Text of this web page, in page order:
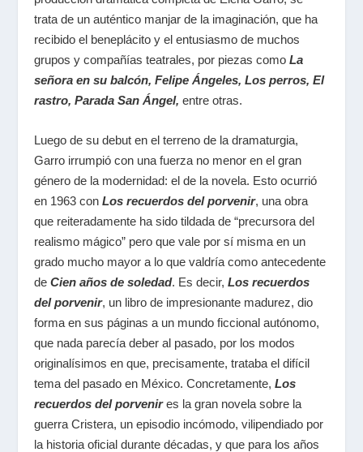
trata de un auténtico manjar de la imaginación, que ha
recibido el beneplácito y el entusiasmo de muchos
grupos y compañías teatrales, por piezas comoLa
señora en su balcón, Felipe Ángeles, Los perros, El
rastro, Parada San Ángel, entre otras.
Luego de su debut en el terreno de la dramaturgia,
Garro irrumpió con una fuerza no menor en el gran
género de la modernidad: el de la novela. Esto ocurrió
en 1963 conLos recuerdos del porvenir, una obra
que reiteradamente ha sido tildada de “precursora del
realismo mágico” pero que vale por sí misma en un
grado mucho mayor a lo que valdría como antecedente
deCien años de soledad. Es decir,Los recuerdos
del porvenir, un libro de impresionante madurez, dio
forma en sus páginas a un mundo ficcional autónomo,
que nada parecía deber al pasado, por los modos
originalísimos en que, precisamente, trataba el difícil
tema del pasado en México. Concretamente,Los
recuerdos del porvenires la gran novela sobre la
guerra Cristera, un episodio incómodo, vilipendiado por
la historia oficial durante décadas, y que para los años